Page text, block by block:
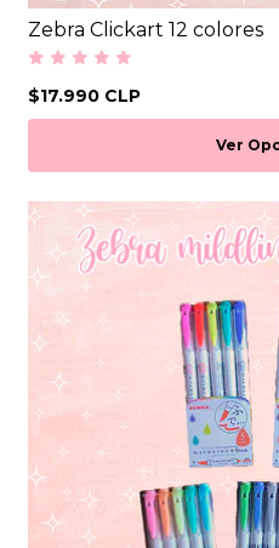
Zebra Clickart 12 colores
$17.990 CLP
Ver